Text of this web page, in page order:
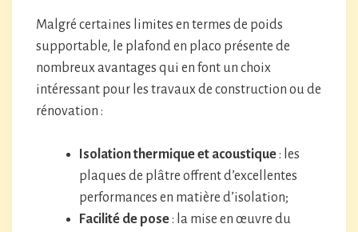
Malgré certaines limites en termes de poids
supportable, le plafond en placo présente de
nombreux avantages qui en font un choix
intéressant pour les travaux de construction ou de
rénovation :
Isolation thermique et acoustique: les
plaques de plâtre offrent d’excellentes
performances en matière d’isolation;
Facilité de pose: la mise en œuvre du